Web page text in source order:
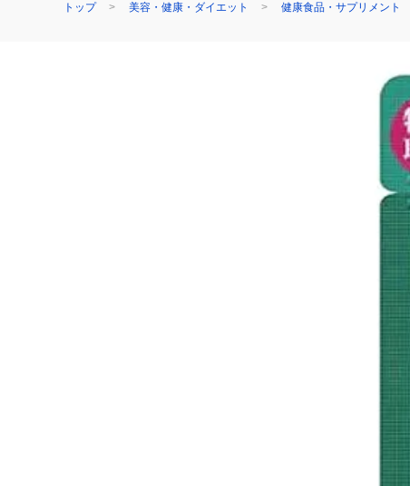
トップ 美容・健康・ダイエット 健康食品・サプリメント